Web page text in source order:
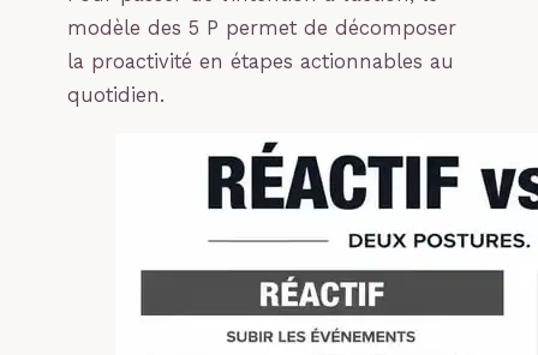
modèle des 5 P permet de décomposer
la proactivité en étapes actionnables au
quotidien.